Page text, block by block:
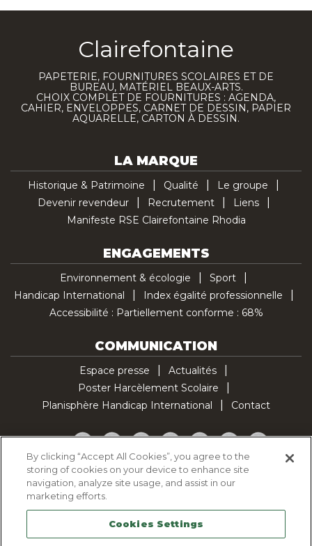
Clairefontaine
PAPETERIE, FOURNITURES SCOLAIRES ET DE
BUREAU, MATÉRIEL BEAUX-ARTS.
CHOIX COMPLET DE FOURNITURES : AGENDA,
CAHIER, ENVELOPPES, CARNET DE DESSIN, PAPIER
AQUARELLE, CARTON À DESSIN.
LA MARQUE
Historique & Patrimoine Qualité
Le groupe
Devenir revendeur
Recrutement
Liens
Manifeste RSE Clairefontaine Rhodia
ENGAGEMENTS
Environnement & écologie
Sport
Handicap International
Index égalité professionnelle
Accessibilité : Partiellement conforme : 68%
COMMUNICATION
Espace presse
Actualités
Poster Harcèlement Scolaire
Planisphère Handicap International
Contact
Facebook
TwitterYouTubePinterestInstagramLinkedInTikTok
Politique d'utilisation des cookies
Politique de confidentialité
Mentions légales
Plan du site
By clicking “Accept All Cookies”, you agree to the
storing of cookies on your device to enhance site
navigation, analyze site usage, and assist in our
marketing efforts.
Cookies Settings